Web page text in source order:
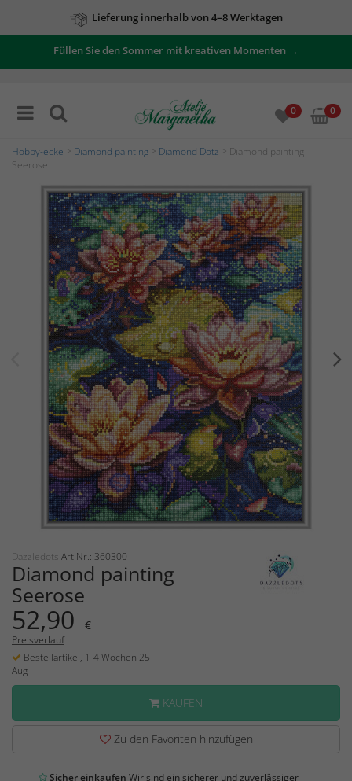
Lieferung innerhalb von 4–8 Werktagen
Füllen Sie den Sommer mit kreativen Momenten →
0 0
Hobby-ecke Diamond painting Diamond Dotz > Diamond painting
Seerose
Dazzledots Art.Nr.: 360300
Diamond painting
Seerose
52,90 €
Preisverlauf
Bestellartikel, 1-4 Wochen 25
Aug
KAUFEN
Zu den Favoriten hinzufügen
Sicher einkaufen Wir sind ein sicherer und zuverlässiger